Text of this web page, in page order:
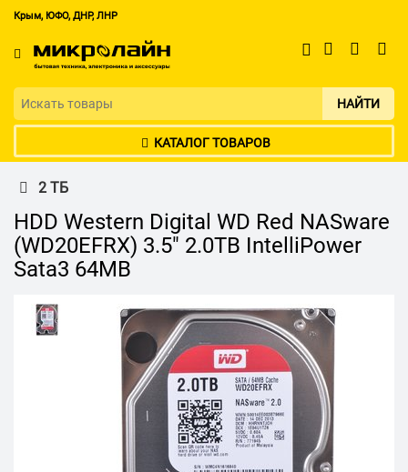
Крым, ЮФО, ДНР, ЛНР
НАЙТИ
КАТАЛОГ ТОВАРОВ
2 ТБ
HDD Western Digital WD Red NASware
(WD20EFRX) 3.5" 2.0TB IntelliPower
Sata3 64MB